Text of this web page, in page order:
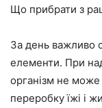
Що прибрати з
За день важливо
елементи. При
організм не може
переробку їжі і